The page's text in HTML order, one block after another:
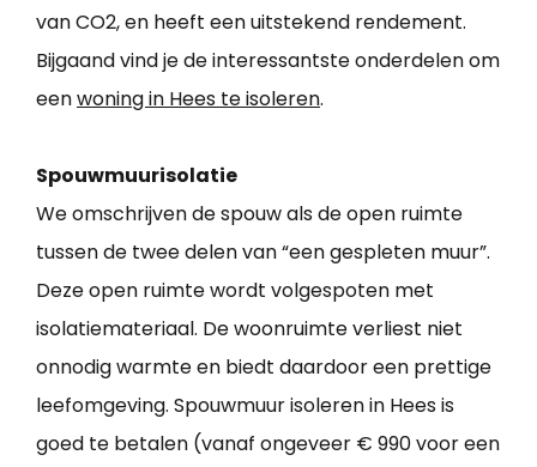
van CO2, en heeft een uitstekend rendement.
Bijgaand vind je de interessantste onderdelen om
eenwoning in Hees te isoleren.
Spouwmuurisolatie
We omschrijven de spouw als de open ruimte
tussen de twee delen van “een gespleten muur”.
Deze open ruimte wordt volgespoten met
isolatiemateriaal. De woonruimte verliest niet
onnodig warmte en biedt daardoor een prettige
leefomgeving. Spouwmuur isoleren in Hees is
goed te betalen (vanaf ongeveer € 990 voor een